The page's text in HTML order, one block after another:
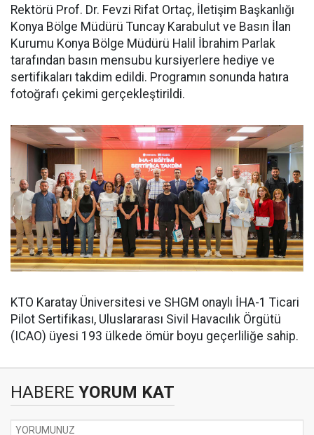
Rektörü Prof. Dr. Fevzi Rifat Ortaç, İletişim Başkanlığı
Konya Bölge Müdürü Tuncay Karabulut ve Basın İlan
Kurumu Konya Bölge Müdürü Halil İbrahim Parlak
tarafından basın mensubu kursiyerlere hediye ve
sertifikaları takdim edildi. Programın sonunda hatıra
fotoğrafı çekimi gerçekleştirildi.
KTO Karatay Üniversitesi ve SHGM onaylı İHA-1 Ticari
Pilot Sertifikası, Uluslararası Sivil Havacılık Örgütü
(ICAO) üyesi 193 ülkede ömür boyu geçerliliğe sahip.
HABERE YORUM KAT